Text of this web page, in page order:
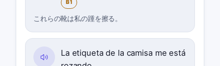
B1
これらの靴は私の踵を擦る。
La etiqueta de la camisa me está